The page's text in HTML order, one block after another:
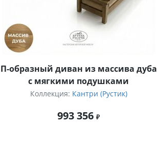
П-образный диван из массива дуба
с мягкими подушками
Коллекция: Кантри (Рустик)
993 356